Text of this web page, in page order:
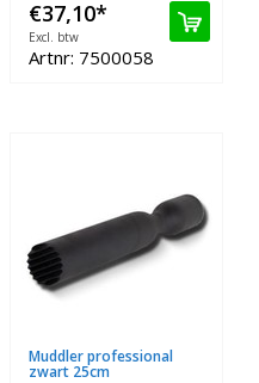
€37,10*
Excl. btw
Artnr: 7500058
Muddler professional
zwart 25cm